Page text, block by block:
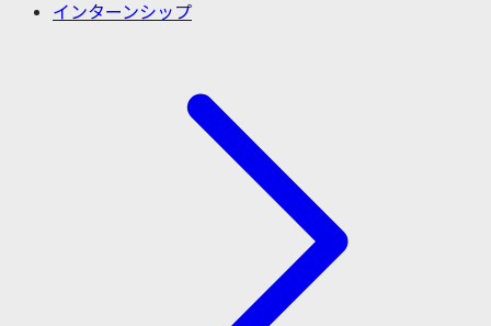
インターンシップ